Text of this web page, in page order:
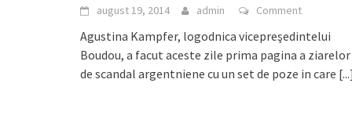
august 19, 2014 admin Comment
Agustina Kampfer, logodnica vicepreşedintelui
Boudou, a facut aceste zile prima pagina a ziarelor
de scandal argentniene cu un set de poze in care